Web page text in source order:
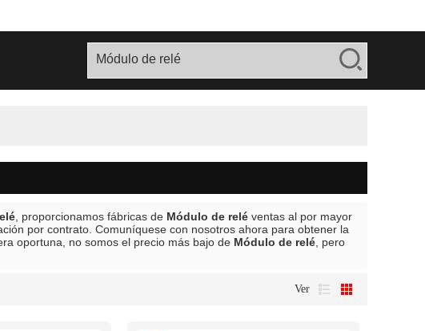
, proporcionamos fábricas de Módulo de relé ventas al por mayor
por contrato. Comuníquese con nosotros ahora para obtener la
oportuna, no somos el precio más bajo de Módulo de relé , pero
Ver